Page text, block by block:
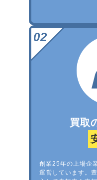
買取
創業25年の上場企
運営しています。